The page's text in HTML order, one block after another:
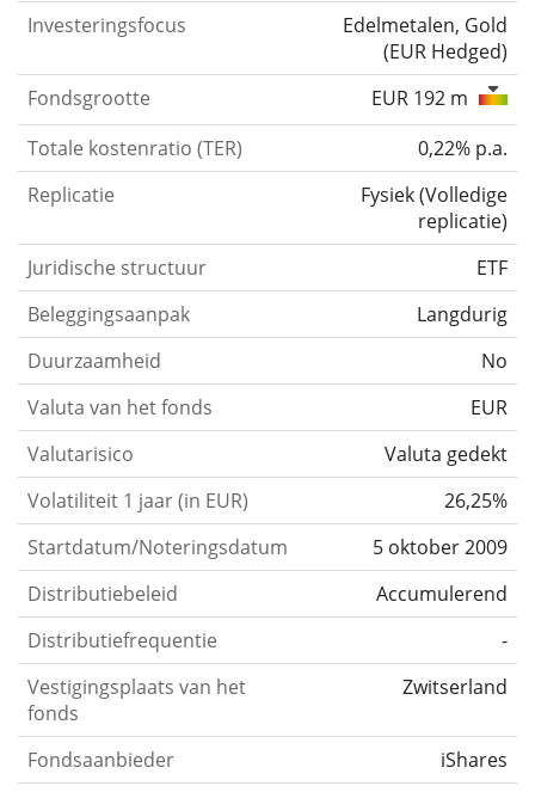
Investeringsfocus
Edelmetalen, Gold
(EUR Hedged)
Fondsgrootte
EUR 192 m
Totale kostenratio (TER)
0,22% p.a.
Replicatie
Fysiek(Volledige
replicatie)
Juridische structuur
ETF
Beleggingsaanpak
Langdurig
Duurzaamheid
No
Valuta van het fonds
EUR
Valutarisico
Valuta gedekt
Volatiliteit 1 jaar (in EUR)
26,25%
Startdatum/Noteringsdatum
5 oktober 2009
Distributiebeleid
Accumulerend
Distributiefrequentie
-
Vestigingsplaats van het
fonds
Zwitserland
Fondsaanbieder iShares